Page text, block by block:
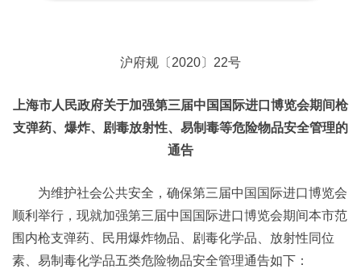
沪府规〔2020〕22号
上海市人民政府关于加强第三届中国国际进口博览会期间枪
支弹药、爆炸、剧毒放射性、易制毒等危险物品安全管理的
通告
为维护社会公共安全，确保第三届中国国际进口博览会
顺利举行，现就加强第三届中国国际进口博览会期间本市范
围内枪支弹药、民用爆炸物品、剧毒化学品、放射性同位
素、易制毒化学品五类危险物品安全管理通告如下：